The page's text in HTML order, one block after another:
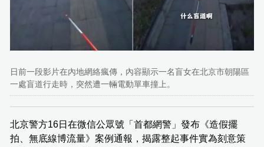
日前一段影片在內地網絡瘋傳，內容顯示一名盲女在北京市朝陽區
一處盲道行走時，突然遭一輛電動單車撞上。
北京警方16日在微信公眾號「首都網警」發布《造假擺
拍、無底線博流量》案例通報，揭露整起事件實為刻意策